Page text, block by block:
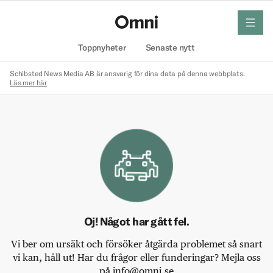
Toppnyheter Senaste nytt
meny
Schibsted News Media AB är ansvarig för dina data på denna webbplats.
Läs mer här
Oj! Något har gått fel.
Vi ber om ursäkt och försöker åtgärda problemet så snart
vi kan, håll ut! Har du frågor eller funderingar? Mejla oss